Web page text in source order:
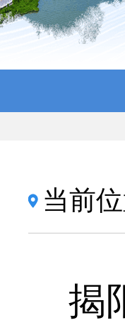
当前位
揭